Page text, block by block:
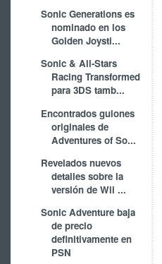
Sonic Generations es
nominado en los
Golden Joysti...
Sonic & All-Stars
Racing Transformed
para 3DS tamb...
Encontrados guiones
originales de
Adventures of So...
Revelados nuevos
detalles sobre la
versión de Wii ...
Sonic Adventure baja
de precio
definitivamente en
PSN